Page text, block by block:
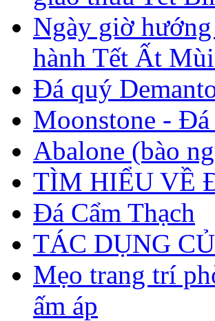
Ngày giờ
hành Tết Ất
Đá quý
Moonstone - Đá
Abalone (bào
TÌM HIỂU VỀ
Đá Cẩm Thạch
TÁC DỤNG
Mẹo trang trí
ấm áp